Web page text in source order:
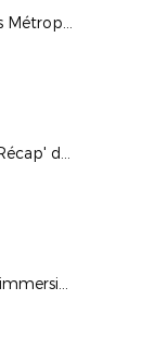
D1 Futsal FFF : Nantes Métropole - Etoile Lavalloise (3-5)
Champ. National : le Récap' de la J7
Coupe de France : en immersion avec l'AS Saint-Pierraise